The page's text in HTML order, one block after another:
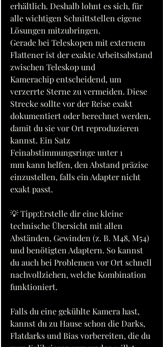
erhältlich. Deshalb lohnt es sich, für
alle wichtigen Schnittstellen eigene
Lösungen mitzubringen.
Gerade bei Teleskopen mit externem
Flattener ist der exakte Arbeitsabstand
zwischen Teleskop und
Kamerachip entscheidend, um
verzerrte Sterne zu vermeiden. Diese
Strecke sollte vor der Reise exakt
dokumentiert oder berechnet werden,
damit du sie vor Ort reproduzieren
kannst. Ein Satz
Feinabstimmungsringe unter 1
mm kann helfen, den Abstand präzise
einzustellen, falls ein Adapter nicht
exakt passt.
💡 Tipp:Erstelle dir eine kleine
technische Übersicht mit allen
Abständen, Gewinden (z. B. M48, M54)
und benötigten Adaptern. So kannst
du auch bei Problemen vor Ort schnell
nachvollziehen, welche Kombination
funktioniert.
Falls du eine gekühlte Kamera hast,
kannst du zu Hause schon die Darks,
Flatdarks und Bias vorbereiten, die du